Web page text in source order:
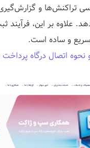
تراکنش‌ها و گزارش‌گیری
علاوه بر این، فرآیند
سریع و ساده است.
نحوه اتصال درگاه